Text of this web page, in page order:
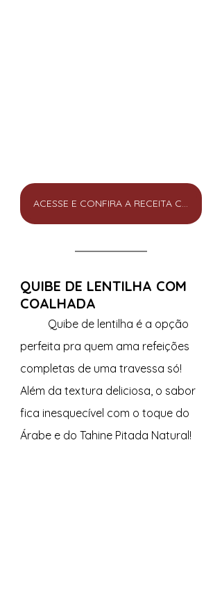
QUIBE DE LENTILHA COM
COALHADA
Quibe de lentilha é a opção
perfeita pra quem ama refeições
completas de uma travessa só!
Além da textura deliciosa, o sabor
fica inesquecível com o toque do
Árabe e do Tahine Pitada Natural!